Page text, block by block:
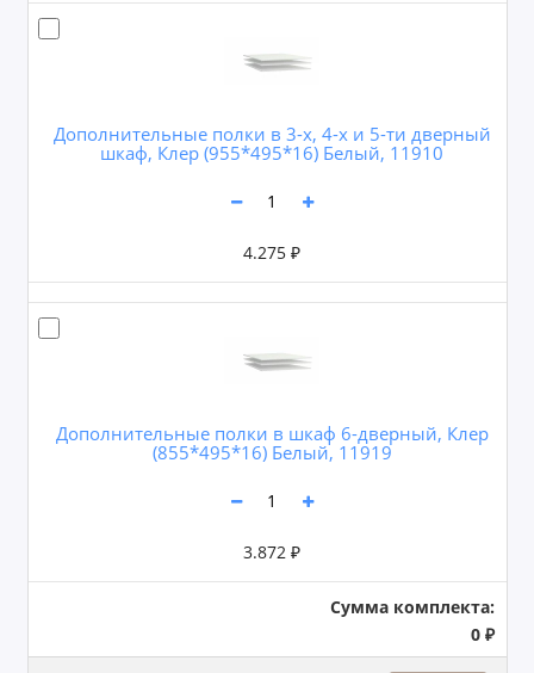
Дополнительные полки в 3-х, 4-х и 5-ти дверный
шкаф, Клер (955*495*16) Белый, 11910
4.275 ₽
Дополнительные полки в шкаф 6-дверный, Клер
(855*495*16) Белый, 11919
3.872 ₽
Сумма комплекта:
0 ₽